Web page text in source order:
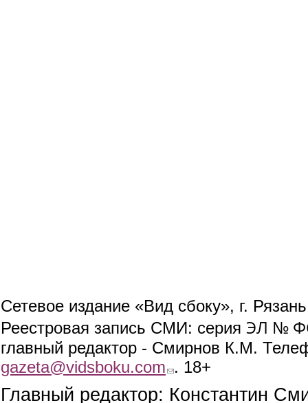
Сетевое издание «Вид сбоку», г.
Реестровая запись СМИ: серия ЭЛ №
главный редактор - Смирнов К.М.
gazeta@vidsboku.com (link sends e-mail)
. 18+
Главный редактор: Константин